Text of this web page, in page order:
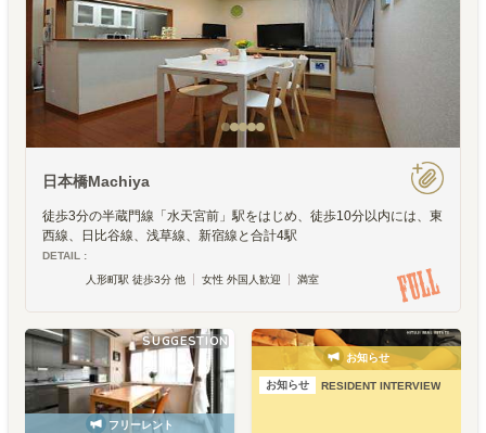
日本橋Machiya
徒歩3分の半蔵門線「水天宮前」駅をはじめ、徒歩10分以内には、東
西線、日比谷線、浅草線、新宿線と合計4駅
DETAIL :
人形町駅 徒歩3分 他
女性 外国人歓迎 満室
フリーレント
SUGGESTION
お知らせ
お知らせ RESIDENT INTERVIEW